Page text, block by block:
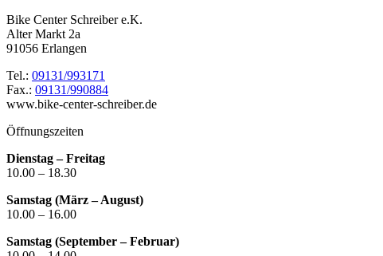
Bike Center Schreiber e.K.
Alter Markt 2a
91056 Erlangen
Tel.: 09131/993171
Fax.: 09131/990884
www.bike-center-schreiber.de
Öffnungszeiten
Dienstag – Freitag
10.00 – 18.30
Samstag (März – August)
10.00 – 16.00
Samstag (September – Februar)